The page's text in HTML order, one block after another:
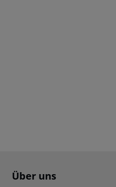
Footer navigation
Über uns